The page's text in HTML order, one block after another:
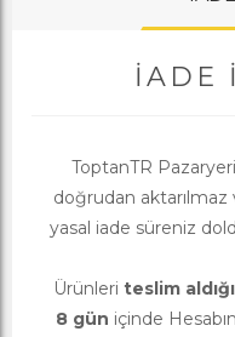
İADE
ToptanTR
doğrudan
yasal iade süreniz
Ürünleri teslim
8 gün içinde